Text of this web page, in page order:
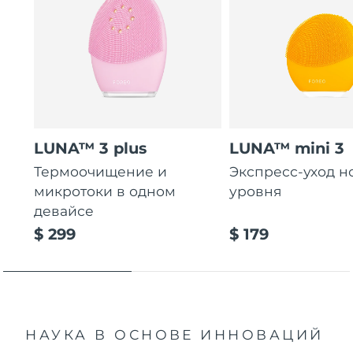
LUNA™ 3 plus
Термоочищение и
микротоки в одном
девайсе
$ 299
LUNA™ mini 3
Экспресс-уход
уровня
$ 179
НАУКА В ОСНОВЕ ИННОВАЦИЙ